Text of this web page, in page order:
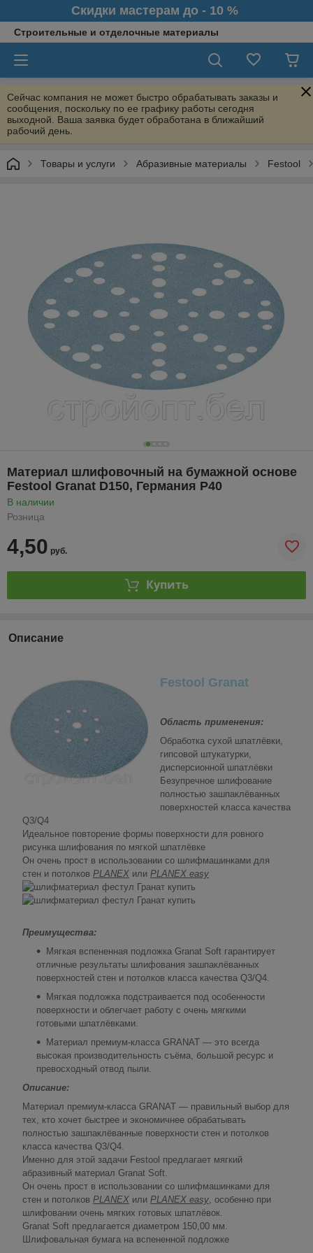
Скидки мастерам до - 10 %
Строительные и отделочные материалы
Сейчас компания не может быстро обрабатывать заказы и
сообщения, поскольку по ее графику работы сегодня
выходной. Ваша заявка будет обработана в ближайший
рабочий день.
Товары и услуги Абразивные материалы Festool
Материал шлифовочный на бумажной основе
Festool Granat D150, Германия P40
В наличии
Розница
4,50 руб.
Купить
Описание
Festool Granat
Область применения:
Обработка сухой шпатлёвки,
гипсовой штукатурки,
дисперсионной шпатлёвки
Безупречное шлифование
полностью зашпаклёванных
поверхностей класса качества
Q3/Q4
Идеальное повторение формы поверхности для ровного
рисунка шлифования по мягкой шпатлёвке
Он очень прост в использовании со шлифмашинками для
стен и потолков PLANEX или PLANEX easy
Преимущества:
Мягкая вспененная подложка Granat Soft гарантирует
отличные результаты шлифования зашпаклёванных
поверхностей стен и потолков класса качества Q3/Q4.
Мягкая подложка подстраивается под особенности
поверхности и облегчает работу с очень мягкими
готовыми шпатлёвками.
Материал премиум-класса GRANAT — это всегда
высокая производительность съёма, большой ресурс и
превосходный отвод пыли.
Описание:
Материал премиум-класса GRANAT — правильный выбор для
тех, кто хочет быстрее и экономичнее обрабатывать
полностью зашпаклёванные поверхности стен и потолков
класса качества Q3/Q4.
Именно для этой задачи Festool предлагает мягкий
абразивный материал Granat Soft.
Он очень прост в использовании со шлифмашинками для
стен и потолков PLANEX или PLANEX easy , особенно при
шлифовании очень мягких готовых шпатлёвок.
Granat Soft предлагается диаметром 150,00 мм.
Шлифовальная бумага на вспененной подложке